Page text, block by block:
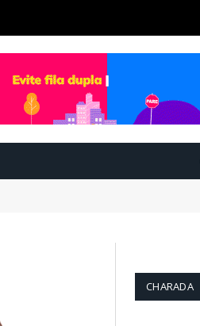
CHARADA